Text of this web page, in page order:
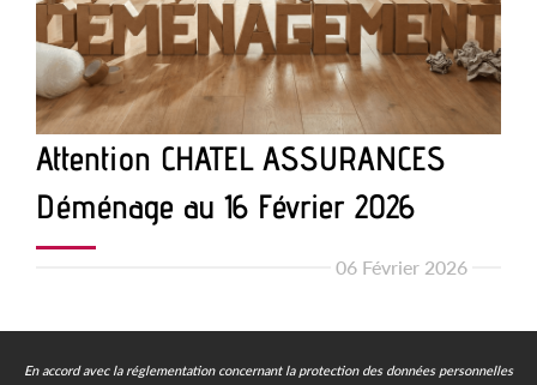
Attention CHATEL ASSURANCES
Déménage au 16 Février 2026
06 Février 2026
En accord avec la réglementation concernant la protection des données personnelles